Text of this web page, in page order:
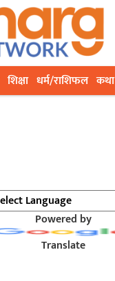
शिक्षा धर्म/राशिफल कथा
Powered by
Translate